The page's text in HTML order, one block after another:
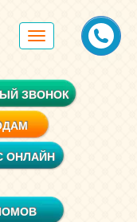
Toggle
navigation
ЗВОНОК
ОНЛАЙН